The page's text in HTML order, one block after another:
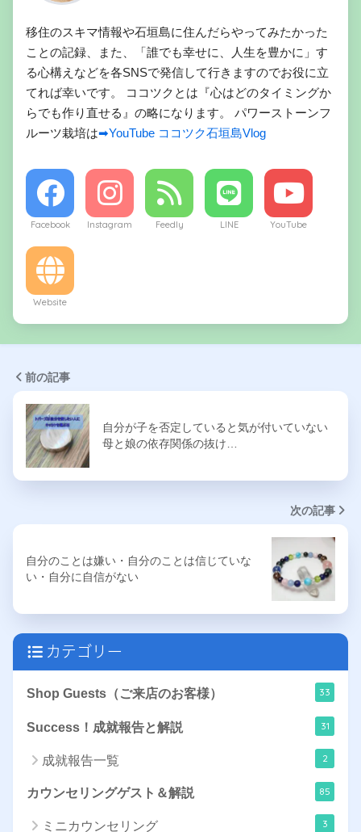
移住のスキマ情報や石垣島に住んだらやってみたかった
ことの記録、また、「誰でも幸せに、人生を豊かに」す
る心構えなどを各SNSで発信して行きますのでお役に立
てれば幸いです。 ココツクとは『心はどのタイミングか
らでも作り直せる』の略になります。 パワーストーンフ
ルーツ栽培は➡YouTube ココツク石垣島Vlog
Facebook Instagram Feedly LINE YouTube
Website
前の記事
自分が子を否定していると気が付いていない
母と娘の依存関係の抜け…
次の記事
自分のことは嫌い・自分のことは信じていな
い・自分に自信がない
カテゴリー
Shop Guests（ご来店のお客様） 33
Success！成就報告と解説 31
成就報告一覧 2
カウンセリングゲスト＆解説 85
ミニカウンセリング 3